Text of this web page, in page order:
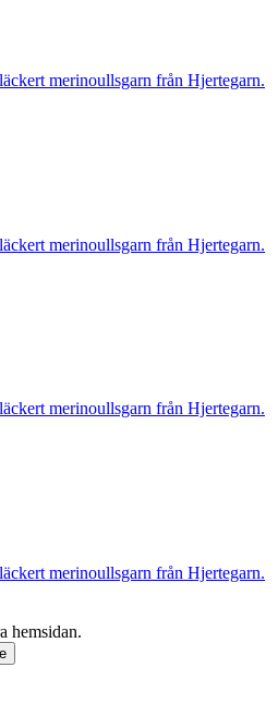
merinoullsgarn från Hjertegarn.
merinoullsgarn från Hjertegarn.
merinoullsgarn från Hjertegarn.
merinoullsgarn från Hjertegarn.
hemsidan.